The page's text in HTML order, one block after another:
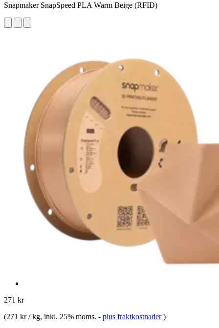
Snapmaker SnapSpeed PLA Warm Beige (RFID)
271 kr
(271 kr / kg, inkl. 25% moms. - plus fraktkostnader )